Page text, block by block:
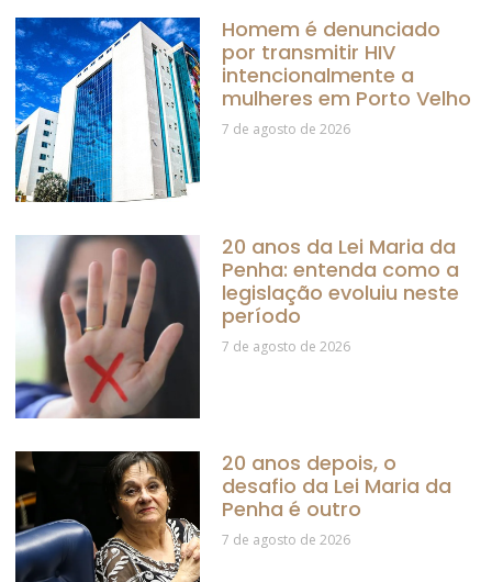
Homem é denunciado
por transmitir HIV
intencionalmente a
mulheres em Porto Velho
7 de agosto de 2026
20 anos da Lei Maria da
Penha: entenda como a
legislação evoluiu neste
período
7 de agosto de 2026
20 anos depois, o
desafio da Lei Maria da
Penha é outro
7 de agosto de 2026